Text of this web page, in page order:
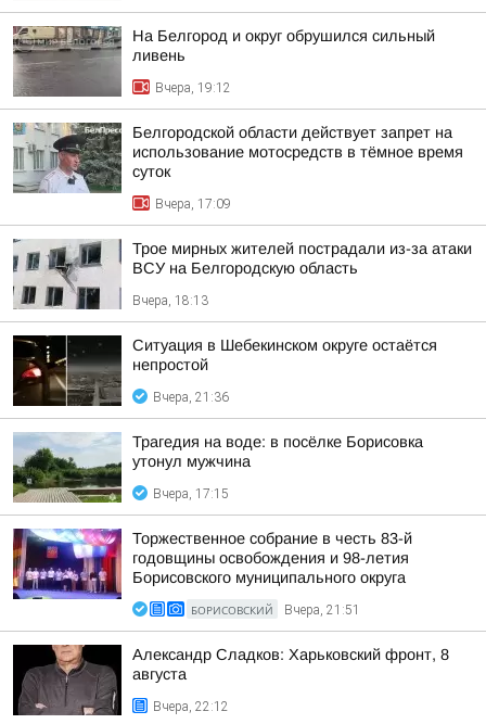
На Белгород и округ обрушился сильный
ливень
Вчера, 19:12
Белгородской области действует запрет на
использование мотосредств в тёмное время
суток
Вчера, 17:09
Трое мирных жителей пострадали из-за атаки
ВСУ на Белгородскую область
Вчера, 18:13
Ситуация в Шебекинском округе остаётся
непростой
Вчера, 21:36
Трагедия на воде: в посёлке Борисовка
утонул мужчина
Вчера, 17:15
Торжественное собрание в честь 83-й
годовщины освобождения и 98-летия
Борисовского муниципального округа
БОРИСОВСКИЙ Вчера, 21:51
Александр Сладков: Харьковский фронт, 8
августа
Вчера, 22:12